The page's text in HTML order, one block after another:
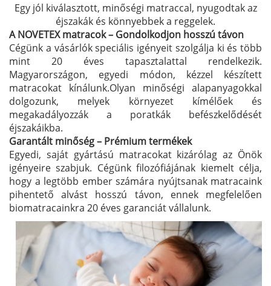
Egy jól kiválasztott, minőségi matraccal, nyugodtak az
éjszakák és könnyebbek a reggelek.
A NOVETEX matracok – Gondolkodjon hosszú távon
Cégünk a vásárlók speciális igényeit szolgálja ki és több
mint 20 éves tapasztalattal rendelkezik.
Magyarországon, egyedi módon, kézzel készített
matracokat kínálunk.Olyan minőségi alapanyagokkal
dolgozunk, melyek környezet kímélőek és
megakadályozzák a poratkák befészkelődését
éjszakáikba.
Garantált minőség – Prémium termékek
Egyedi, saját gyártású matracokat kizárólag az Önök
igényeire szabjuk. Cégünk filozófiájának kiemelt célja,
hogy a legtöbb ember számára nyújtsanak matracaink
pihentető alvást hosszú távon, ennek megfelelően
biomatracainkra 20 éves garanciát vállalunk.